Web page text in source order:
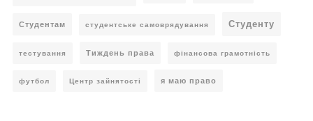
Студентам студентське самоврядування Студенту
тестування Тиждень права фінансова грамотність
футбол Центр зайнятості я маю право